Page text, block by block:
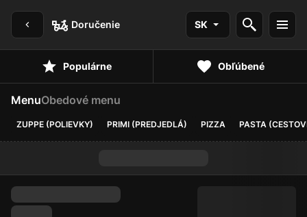
Doručenie SK
Populárne Obľúbené
MenuObedové menu
ZUPPE (POLIEVKY) PRIMI (PREDJEDLÁ) PIZZA PASTA